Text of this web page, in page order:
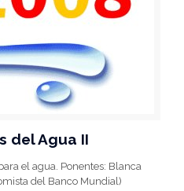
del Agua II
el agua. Ponentes: Blanca
del Banco Mundial)